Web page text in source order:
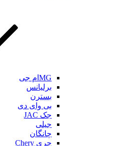
MGام جی
برلیانس
بسترن
بی وای دی
جک JAC
جیلی
چانگان
چری Chery